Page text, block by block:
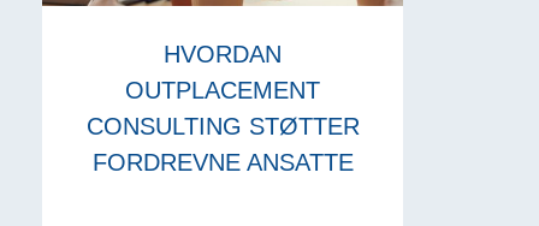
HVORDAN
OUTPLACEMENT
CONSULTING STØTTER
FORDREVNE ANSATTE